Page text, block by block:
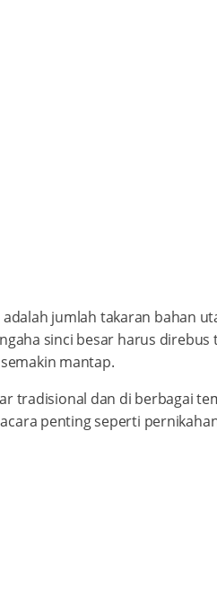
jumlah takaran bahan
sinci besar harus
mantap.
tradisional dan di berbagai
penting seperti